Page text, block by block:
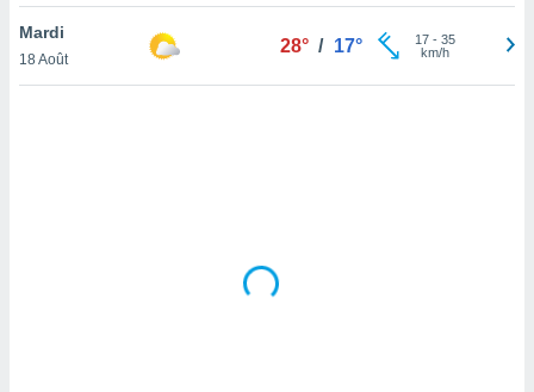
de
Mardi
18 Août
28° / 17° 17- 35
km/h